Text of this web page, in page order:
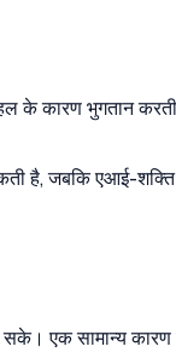
भुगतान करती
है, जबकि एआई-
सके। एक सामान्य कारण